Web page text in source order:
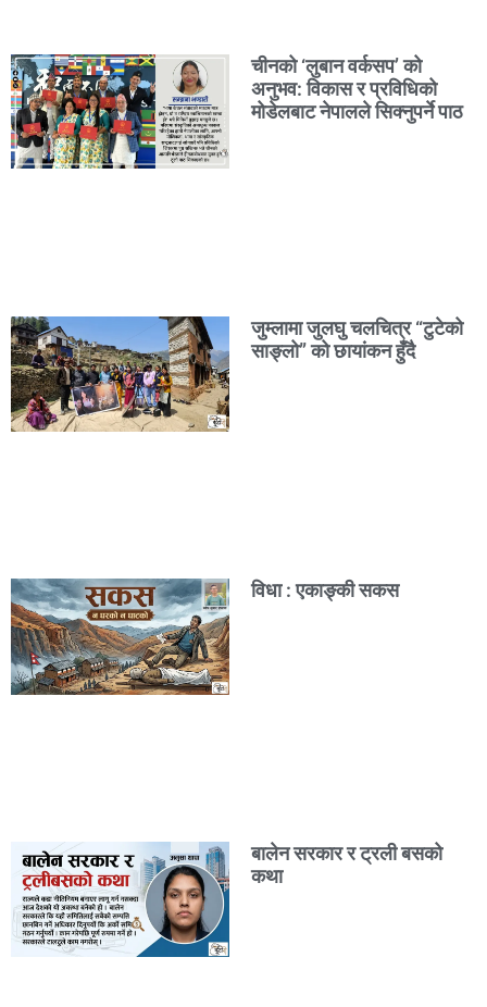
चीनको ‘लुबान वर्कसप’ को
अनुभव: विकास र प्रविधिको
मोडेलबाट नेपालले सिक्नुपर्ने पाठ
जुम्लामा जुलघु चलचित्र “टुटेको
साङ्लो” को छायांकन हुँदै
विधा : एकाङ्की सकस
बालेन सरकार र ट्रली बसको
कथा